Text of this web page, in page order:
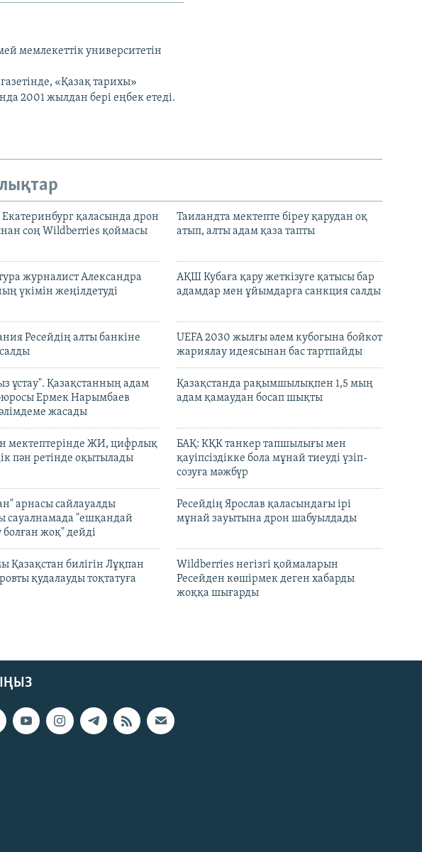
мемлекеттік университетін
«Қазақ тарихы»
2001 жылдан бері еңбек етеді.
Екатеринбург қаласында дрон
соң Wildberries қоймасы
Таиландта мектепте біреу қарудан оқ
атып, алты адам қаза тапты
журналист Александра
үкімін жеңілдетуді
АҚШ Кубаға қару жеткізуге қатысы бар
адамдар мен ұйымдарға санкция салды
Ресейдің алты банкіне
UEFA 2030 жылғы әлем кубогына бойкот
жариялау идеясынан бас тартпайды
ұстау". Қазақстанның адам
Ермек Нарымбаев
жасады
Қазақстанда рақымшылықпен 1,5 мың
адам қамаудан босап шықты
мектептерінде ЖИ, цифрлық
пән ретінде оқытылады
БАҚ: КҚК танкер тапшылығы мен
қауіпсіздікке бола мұнай тиеуді үзіп-
созуға мәжбүр
арнасы сайлауалды
сауалнамада "ешқандай
болған жоқ" дейді
Ресейдің Ярослав қаласындағы ірі
мұнай зауытына дрон шабуылдады
Қазақстан билігін Лұқпан
қудалауды тоқтатуға
Wildberries негізгі қоймаларын
Ресейден көшірмек деген хабарды
жоққа шығарды